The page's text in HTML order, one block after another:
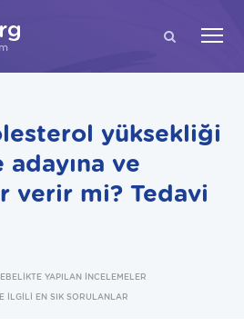
ARA
yüksekliği
adayına ve
verir mi? Tedavi
YAPILAN İNCELEMELER
İLGİLİ EN SIK SORULANLAR